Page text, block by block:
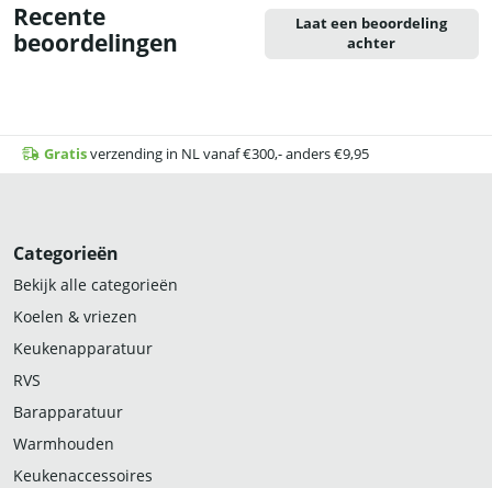
Recente
beoordelingen
Laat een beoordeling
achter
Gratisverzending in NL vanaf €300,- anders €9,95
Categorieën
Bekijk alle categorieën
Koelen & vriezen
Keukenapparatuur
RVS
Barapparatuur
Warmhouden
Keukenaccessoires